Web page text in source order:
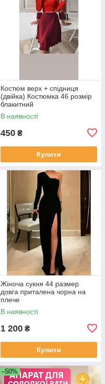
Костюм верх + спідниця
(двійка) Костюмка 46 розмір
блакитний
В наявності
450 ₴
Купити
Жіноча сукня 44 размер
довга приталена чорна на
плече
В наявності
1 200 ₴
Купити
–50%